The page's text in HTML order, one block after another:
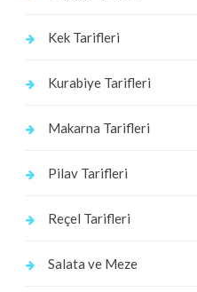
Kek Tarifleri
Kurabiye Tarifleri
Makarna Tarifleri
Pilav Tarifleri
Reçel Tarifleri
Salata ve Meze